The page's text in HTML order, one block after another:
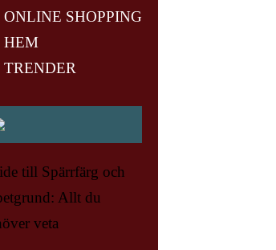
ONLINE SHOPPING
HEM
TRENDER
till Spärrfärg och
Allt du
veta